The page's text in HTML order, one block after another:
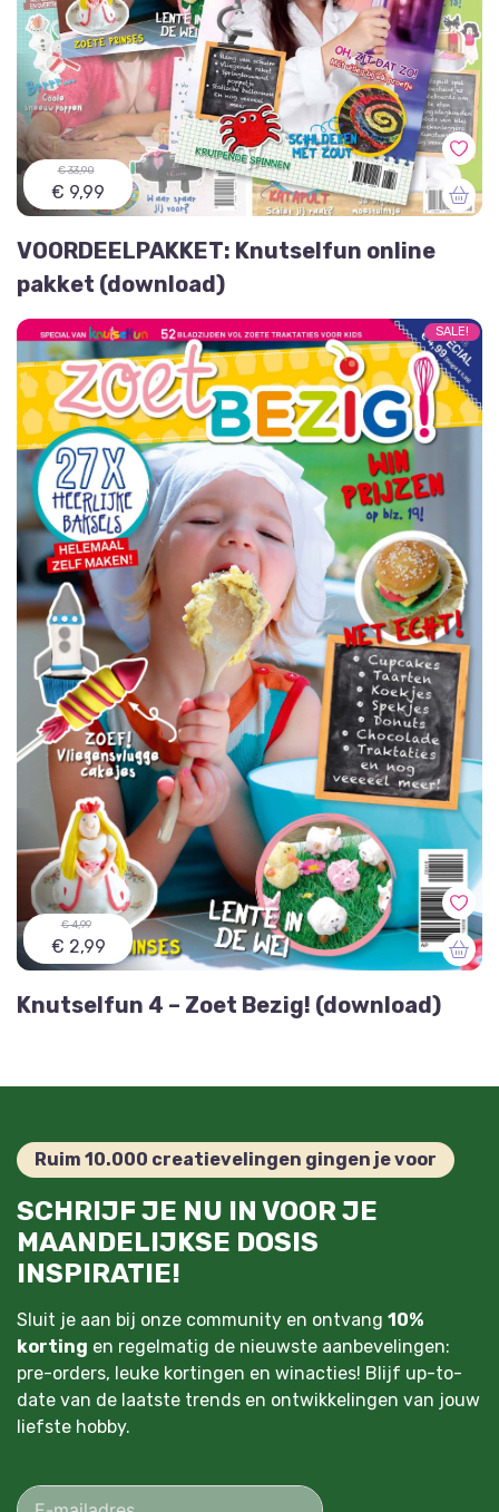
€ 33,90
€ 9,99
VOORDEELPAKKET: Knutselfun online
pakket (download)
SALE!
€ 4,99
€ 2,99
Knutselfun 4 – Zoet Bezig! (download)
Ruim 10.000 creatievelingen gingen je voor
SCHRIJF JE NU IN VOOR JE
MAANDELIJKSE DOSIS
INSPIRATIE!
Sluit je aan bij onze community en ontvang 10%
korting en regelmatig de nieuwste aanbevelingen:
pre-orders, leuke kortingen en winacties! Blijf up-to-
date van de laatste trends en ontwikkelingen van jouw
liefste hobby.